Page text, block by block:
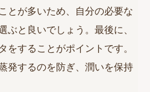
とが多いため、自分の必要な
ぶと良いでしょう。最後に、
をすることがポイントです。
発するのを防ぎ、潤いを保持